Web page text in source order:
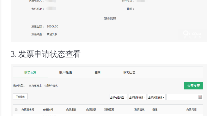
3. 发票申请状态查看